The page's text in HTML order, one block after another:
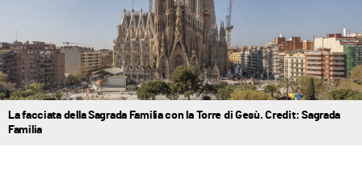
La facciata della Sagrada Familia con la Torre di Gesù. Credit: Sagrada
Familia